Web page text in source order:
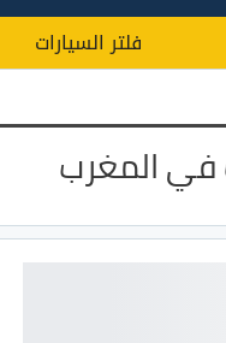
فلتر السيارات
في المغرب